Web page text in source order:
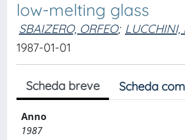
low-melting glass
SBAIZERO, ORFEO; LUCCHINI,
1987-01-01
Scheda breve Scheda
Anno
1987